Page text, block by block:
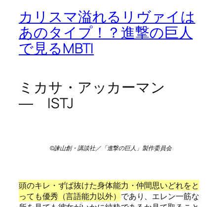
カリスマ溢れるリヴァイは
あのタイプ！？進撃の巨人
で見るMBTI
ミカサ・アッカーマン
― ISTJ
©諫山創・講談社／「進撃の巨人」製作委員会
頭のキレ・ずば抜けた身体能力・仲間思いどれをと
っても優秀（言語能力以外） であり、エレン一筋な